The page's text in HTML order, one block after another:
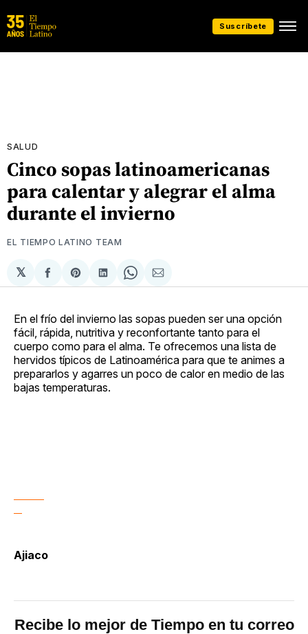
Suscríbete
SALUD
Cinco sopas latinoamericanas
para calentar y alegrar el alma
durante el invierno
EL TIEMPO LATINO TEAM
𝕏
Compartir
en
Share
on
Compartir
en
Share
on
Compartir
via
En el frío del invierno las sopas pueden ser una opción
fácil, rápida, nutritiva y reconfortante tanto para el
cuerpo como para el alma. Te ofrecemos una lista de
hervidos típicos de Latinoamérica para que te animes a
prepararlos y agarres un poco de calor en medio de las
bajas temperaturas.
Ajiaco
Recibe lo mejor de Tiempo en tu correo